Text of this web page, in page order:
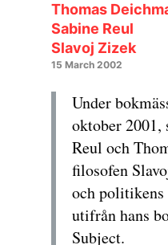
Thomas
Sabine Reul
Slavoj Zizek
15 March 2002
Under
oktober 2001,
Reul och
filosofen
och
utifrån hans
Subject.